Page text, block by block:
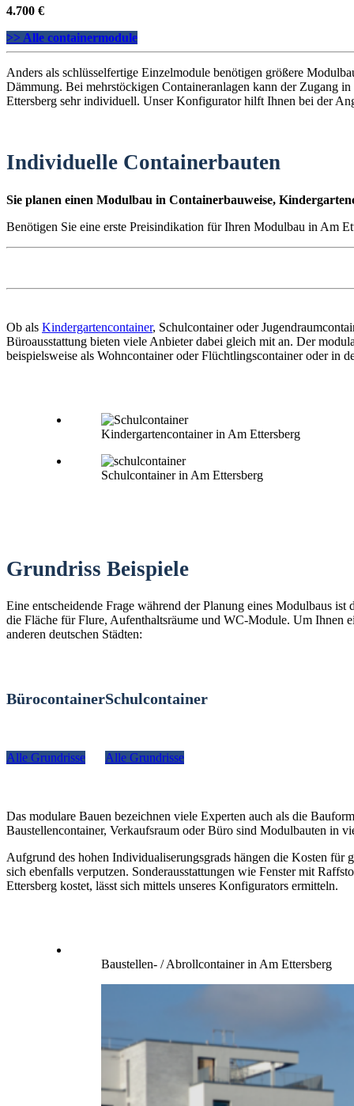
4.700 €
>> Alle containermodule
Anders als schlüsselfertige Einzelmodule benötigen größere
Dämmung. Bei mehrstöckigen Containeranlagen kann der Zugang
Ettersberg sehr individuell. Unser Konfigurator hilft Ihnen bei der
Individuelle Containerbauten
Sie planen einen Modulbau in Containerbauweise,
Benötigen Sie eine erste Preisindikation für Ihren Modulbau in Am
Ob als Kindergartencontainer, Schulcontainer oder
Büroausstattung bieten viele Anbieter dabei gleich mit an. Der
beispielsweise als Wohncontainer oder Flüchtlingscontainer oder in
Kindergartencontainer in Am Ettersberg
Schulcontainer in Am Ettersberg
Grundriss Beispiele
Eine entscheidende Frage während der Planung eines Modulbaus
die Fläche für Flure, Aufenthaltsräume und WC-Module. Um Ihnen
anderen deutschen Städten:
Bürocontainer
Alle Grundrisse
Schulcontainer
Alle Grundrisse
Das modulare Bauen bezeichnen viele Experten auch als die
Baustellencontainer, Verkaufsraum oder Büro sind Modulbauten in
Aufgrund des hohen Individualiserungsgrads hängen die Kosten für
sich ebenfalls verputzen. Sonderausstattungen wie Fenster mit
Ettersberg kostet, lässt sich mittels unseres Konfigurators ermitteln.
Baustellen- / Abrollcontainer in Am Ettersberg